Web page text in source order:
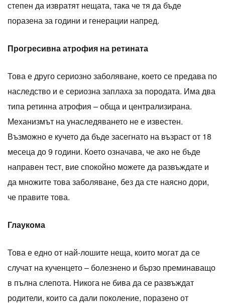
степен да извратят нещата, така че тя да бъде
поразена за години и генерации напред.
Прогресивна атрофия на ретината
Това е друго сериозно заболяване, което се предава по
наследство и е сериозна заплаха за породата. Има два
типа ретинна атрофия – обща и централизирана.
Механизмът на унаследяването не е известен.
Възможно е кучето да бъде засегнато на възраст от 18
месеца до 9 години. Което означава, че ако не бъде
направен тест, вие спокойно можете да развъждате и
да множите това заболяване, без да сте наясно дори,
че правите това.
Глаукома
Това е едно от най-лошите неща, които могат да се
случат на кученцето – болезнено и бързо преминаващо
в пълна слепота. Никога не бива да се развъждат
родители, които са дали поколение, поразено от